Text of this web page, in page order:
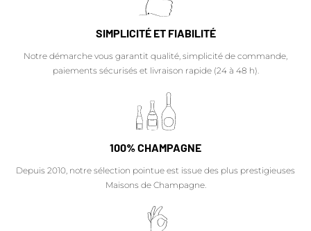
SIMPLICITÉ ET FIABILITÉ
Notre démarche vous garantit qualité, simplicité de commande,
paiements sécurisés et livraison rapide (24 à 48 h).
100% CHAMPAGNE
Depuis 2010, notre sélection pointue est issue des plus prestigieuses
Maisons de Champagne.